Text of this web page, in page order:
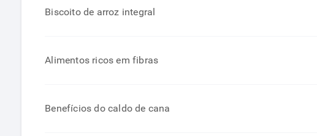
Biscoito de arroz integral
Alimentos ricos em fibras
Benefícios do caldo de cana